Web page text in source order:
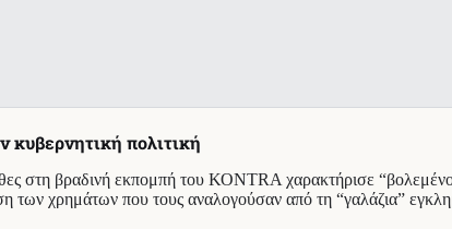
κυβερνητική πολιτική
βραδινή εκπομπή του ΚΟΝΤRA χαρακτήρισε
των χρημάτων που τους αναλογούσαν από τη “γαλάζια”